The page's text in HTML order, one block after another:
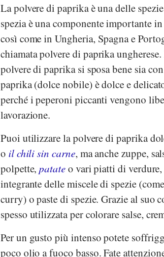
La polvere di paprika è una delle
spezia è una componente importante
così come in Ungheria, Spagna e
chiamata polvere di paprika
polvere di paprika si sposa bene sia
paprika (dolce nobile) è dolce e
perché i peperoni piccanti vengono
lavorazione.
Puoi utilizzare la polvere di paprika
o il chili sin carne, ma anche zuppe,
polpette,patateo vari piatti di
integrante delle miscele di spezie
curry) o paste di spezie. Grazie al suo
spesso utilizzata per colorare salse,
Per un gusto più intenso potete
poco olio a fuoco basso. Fate